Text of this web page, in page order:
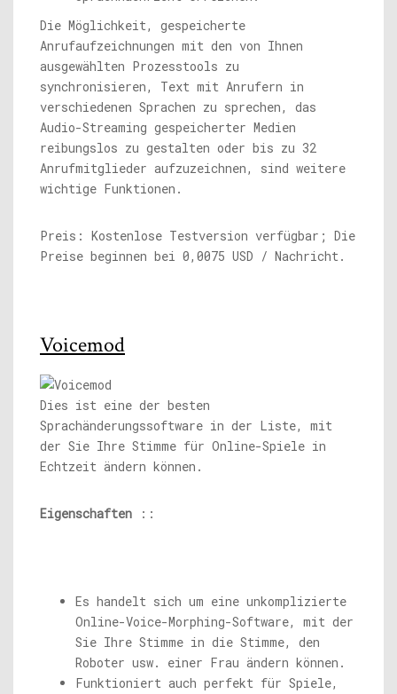
Die Möglichkeit, gespeicherte
Anrufaufzeichnungen mit den von Ihnen
ausgewählten Prozesstools zu
synchronisieren, Text mit Anrufern in
verschiedenen Sprachen zu sprechen, das
Audio-Streaming gespeicherter Medien
reibungslos zu gestalten oder bis zu 32
Anrufmitglieder aufzuzeichnen, sind weitere
wichtige Funktionen.
Preis: Kostenlose Testversion verfügbar; Die
Preise beginnen bei 0,0075 USD / Nachricht.
Voicemod
Dies ist eine der besten
Sprachänderungssoftware in der Liste, mit
der Sie Ihre Stimme für Online-Spiele in
Echtzeit ändern können.
Eigenschaften ::
Es handelt sich um eine unkomplizierte
Online-Voice-Morphing-Software, mit der
Sie Ihre Stimme in die Stimme, den
Roboter usw. einer Frau ändern können.
Funktioniert auch perfekt für Spiele,